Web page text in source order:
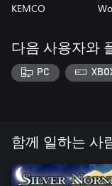
KEMCO
다음 사용자와
PC
함께 일하는 사